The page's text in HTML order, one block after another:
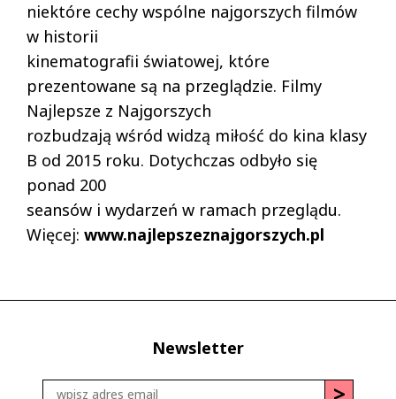
niektóre cechy wspólne najgorszych filmów
w historii
kinematografii światowej, które
prezentowane są na przeglądzie. Filmy
Najlepsze z Najgorszych
rozbudzają wśród widzą miłość do kina klasy
B od 2015 roku. Dotychczas odbyło się
ponad 200
seansów i wydarzeń w ramach przeglądu.
Więcej: www.najlepszeznajgorszych.pl
Newsletter